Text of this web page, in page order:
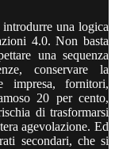
una logica
4.0. Non basta
una sequenza
conservare la
impresa, fornitori,
20 per cento,
di trasformarsi
agevolazione. Ed
secondari, che si